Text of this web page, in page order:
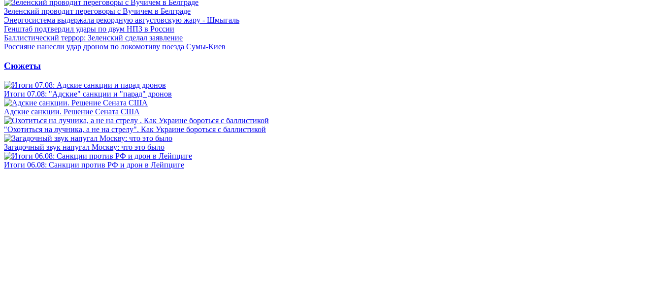
Зеленский проводит переговоры с Вучичем в Белграде
Энергосистема выдержала рекордную августовскую жару - Шмыгаль
Генштаб подтвердил удары по двум НПЗ в России
Баллистический террор: Зеленский сделал заявление
Россияне нанесли удар дроном по локомотиву поезда Сумы-Киев
Сюжеты
Итоги 07.08: "Адские" санкции и "парад" дронов
Адские санкции. Решение Сената США
"Охотиться на лучника, а не на стрелу". Как Украине бороться с баллистикой
Загадочный звук напугал Москву: что это было
Итоги 06.08: Санкции против РФ и дрон в Лейпциге